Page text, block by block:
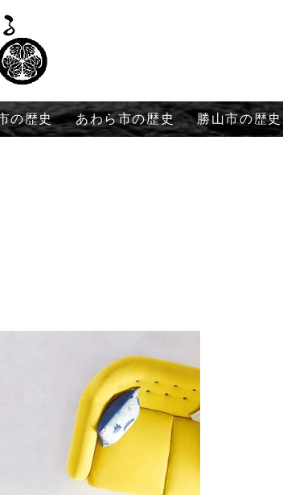
の歴史 あわら市の歴史 勝山市の歴史